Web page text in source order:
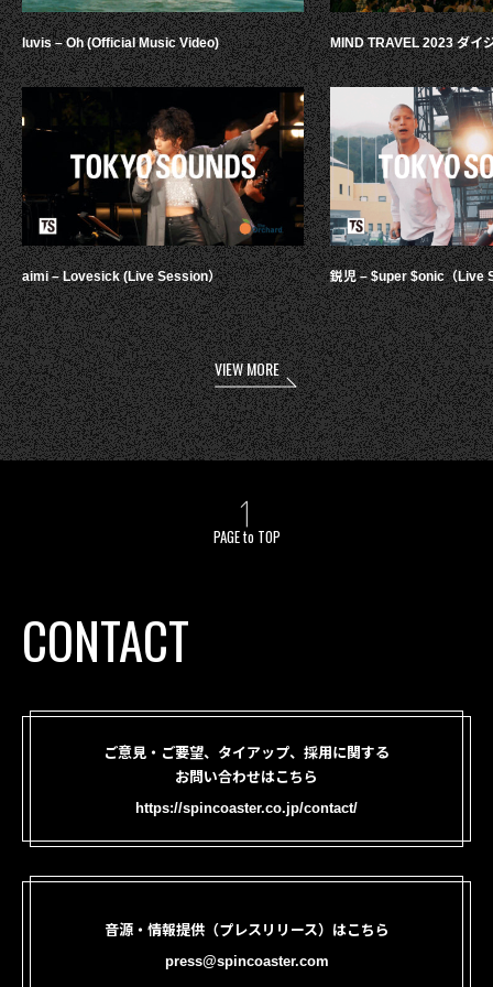
luvis – Oh (Official Music Video)
aimi – Lovesick (Live Session）
MIND TRAVEL 2023 ダイ
鋭児 – $uper $onic（Live
VIEW MORE
PAGE to TOP
CONTACT
ご意見・ご要望、タイアップ、採用に関する
お問い合わせはこちら
https://spincoaster.co.jp/contact/
音源・情報提供（プレスリリース）はこちら
press@spincoaster.com